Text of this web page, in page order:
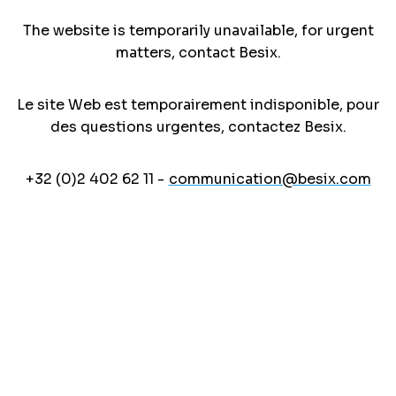
The website is temporarily unavailable, for urgent
matters, contact Besix.
Le site Web est temporairement indisponible, pour
des questions urgentes, contactez Besix.
+32 (0)2 402 62 11 - communication@besix.com